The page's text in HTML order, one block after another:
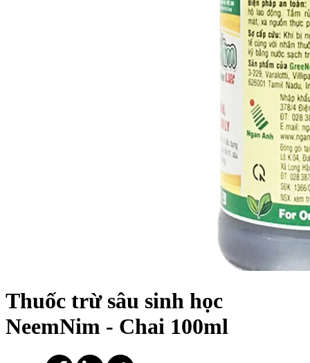
Thuốc trừ sâu sinh học
NeemNim - Chai 100ml